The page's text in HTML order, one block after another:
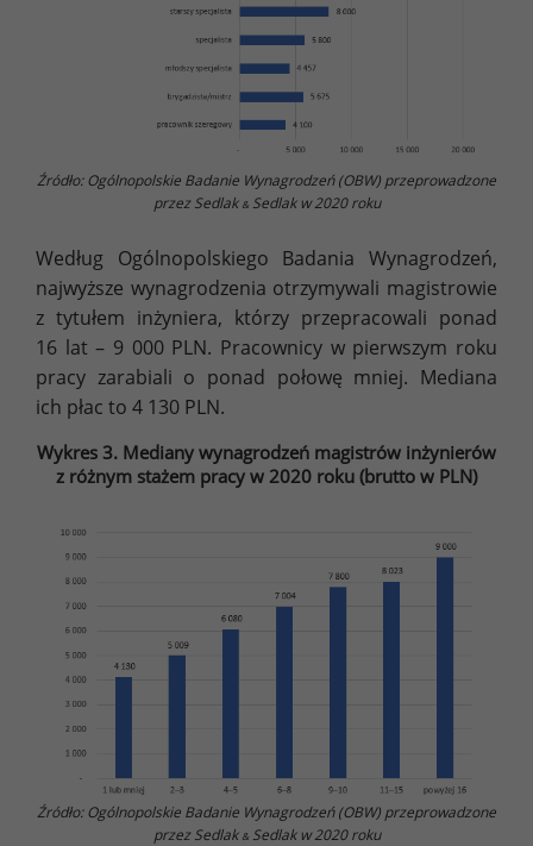
Źródło: Ogólnopolskie Badanie Wynagrodzeń (OBW) przeprowadzone
przez Sedlak &Sedlak w 2020 roku
Według Ogólnopolskiego Badania Wynagrodzeń,
najwyższe wynagrodzenia otrzymywali magistrowie
z tytułem inżyniera, którzy przepracowali ponad
16 lat – 9 000 PLN. Pracownicy w pierwszym roku
pracy zarabiali o ponad połowę mniej. Mediana
ich płac to 4 130 PLN.
Wykres 3. Mediany wynagrodzeń magistrów inżynierów
z różnym stażem pracy w 2020 roku (brutto w PLN)
Źródło: Ogólnopolskie Badanie Wynagrodzeń (OBW) przeprowadzone
przez Sedlak &Sedlak w 2020 roku